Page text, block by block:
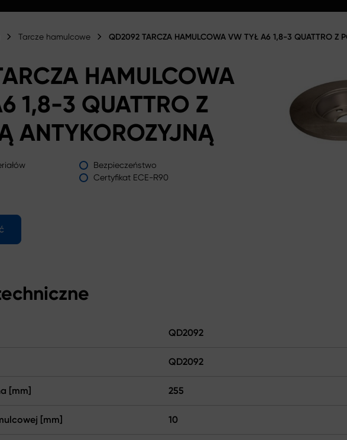
Tarcze hamulcowe QD2092 TARCZA HAMULCOWA VW TYŁ A6 1,8-3 QUATTRO Z
HAMULCOWA
1,8-3 QUATTRO Z
ANTYKOROZYJNĄ
Bezpieczeństwo
Certyfikat ECE-R90
QD2092
QD2092
[mm] 255
[mm] 10